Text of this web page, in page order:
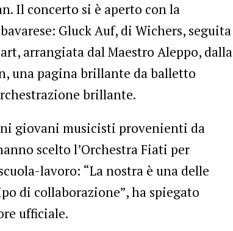
Il concerto si è aperto con la
Gluck Auf, di Wichers, seguita
arrangiata dal Maestro Aleppo, dalla
una pagina brillante da balletto
brillante.
giovani musicisti provenienti da
scelto l’Orchestra Fiati per
lavoro: “La nostra è una delle
di collaborazione”, ha spiegato
ufficiale.